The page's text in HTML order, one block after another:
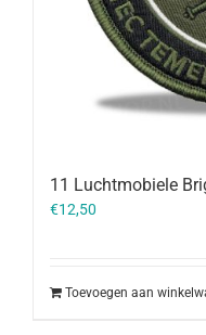
11 Luchtmobiele
€12,50
Toevoegen aan